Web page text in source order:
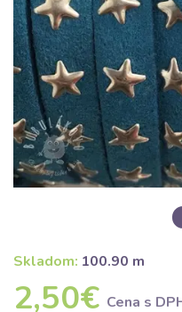
Skladom: 100.90 m
2,50€ Cena s